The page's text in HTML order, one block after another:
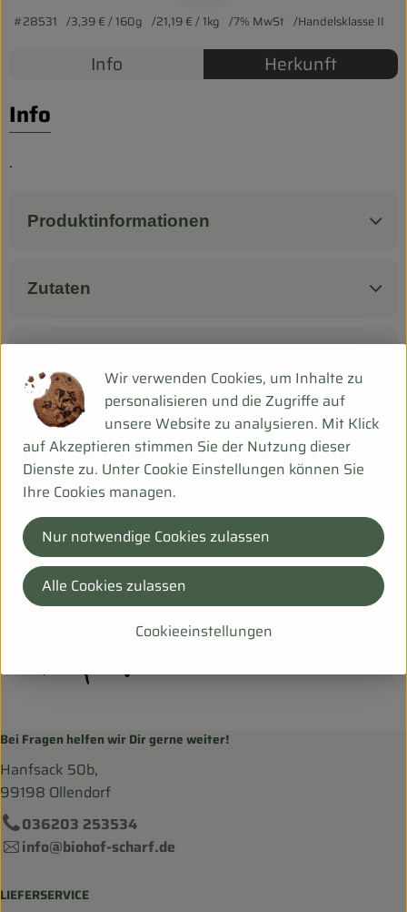
#28531 3,39 €/ 160g 21,19 €/ 1kg 7% MwSt Handelsklasse II
Info Herkunft
Info
.
Produktinformationen
Zutaten
Herkunft
Hersteller: TAI
DV
Taifun
Bei Fragen helfen wir Dir gerne weiter!
Hanfsack 50b,
99198 Ollendorf
036203 253534
info@biohof-scharf.de
LIEFERSERVICE
Wir verwenden Cookies, um Inhalte zu
personalisieren und die Zugriffe auf
unsere Website zu analysieren. Mit Klick
auf Akzeptieren stimmen Sie der Nutzung dieser
Dienste zu. Unter Cookie Einstellungen können Sie
Ihre Cookies managen.
Cookieeinstellungen
Nur notwendige Cookies zulassen
Alle Cookies zulassen